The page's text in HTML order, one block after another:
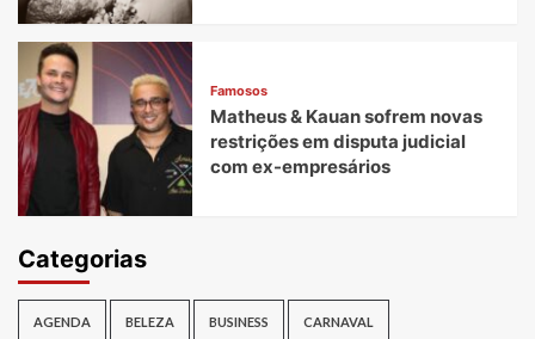
Famosos
Matheus & Kauan sofrem novas
restrições em disputa judicial
com ex-empresários
Categorias
AGENDA BELEZA BUSINESS CARNAVAL